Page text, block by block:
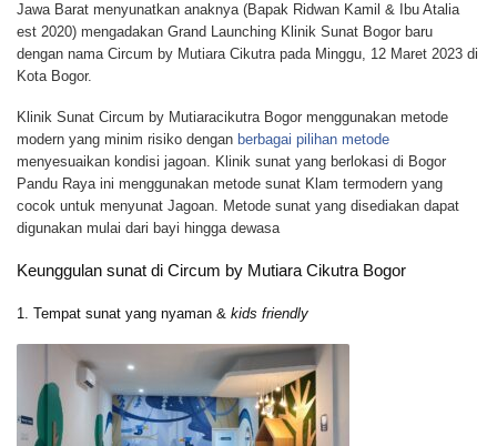
Jawa Barat menyunatkan anaknya (Bapak Ridwan Kamil & Ibu Atalia
est 2020) mengadakan Grand Launching Klinik Sunat Bogor baru
dengan nama Circum by Mutiara Cikutra pada Minggu, 12 Maret 2023 di
Kota Bogor.
Klinik Sunat Circum by Mutiaracikutra Bogor menggunakan metode
modern yang minim risiko dengan berbagai pilihan metode
menyesuaikan kondisi jagoan. Klinik sunat yang berlokasi di Bogor
Pandu Raya ini menggunakan metode sunat Klam termodern yang
cocok untuk menyunat Jagoan. Metode sunat yang disediakan dapat
digunakan mulai dari bayi hingga dewasa
Keunggulan sunat di Circum by Mutiara Cikutra Bogor
1. Tempat sunat yang nyaman & kids friendly